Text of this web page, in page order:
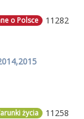
11282
o Polsce
11258
życia